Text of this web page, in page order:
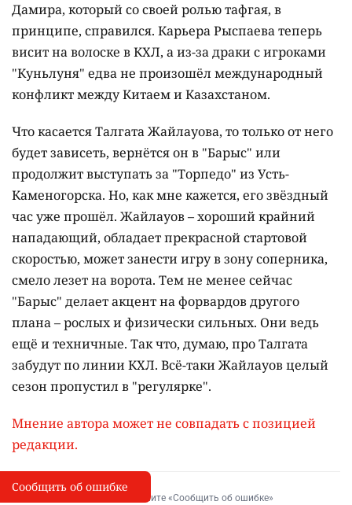
Дамира, который со своей ролью тафгая, в
принципе, справился. Карьера Рыспаева теперь
висит на волоске в КХЛ, а из-за драки с игроками
"Куньлуня" едва не произошёл международный
конфликт между Китаем и Казахстаном.
Что касается Талгата Жайлауова, то только от него
будет зависеть, вернётся он в "Барыс" или
продолжит выступать за "Торпедо" из Усть-
Каменогорска. Но, как мне кажется, его звёздный
час уже прошёл. Жайлауов – хороший крайний
нападающий, обладает прекрасной стартовой
скоростью, может занести игру в зону соперника,
смело лезет на ворота. Тем не менее сейчас
"Барыс" делает акцент на форвардов другого
плана – рослых и физически сильных. Они ведь
ещё и техничные. Так что, думаю, про Талгата
забудут по линии КХЛ. Всё-таки Жайлауов целый
сезон пропустил в "регулярке".
Мнение автора может не совпадать с позицией
редакции.
I
Сообщить об опечатке
Выделите фрагмент и нажмите «Сообщить об ошибке»
Сообщить об ошибке